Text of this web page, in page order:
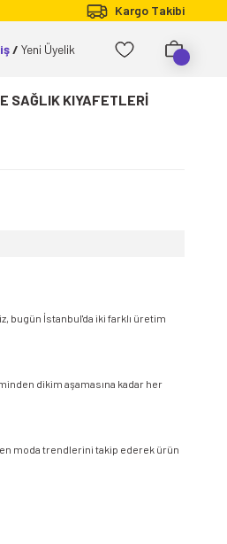
Kargo Takibi
Yeni Üyelik
SAĞLIK KIYAFETLERİ
bugün İstanbul'da iki farklı üretim
dikim aşamasına kadar her
moda trendlerini takip ederek ürün